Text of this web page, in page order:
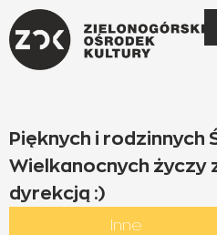
Pięknych i rodzinnych
Wielkanocnych życzy
dyrekcją :)
Inne